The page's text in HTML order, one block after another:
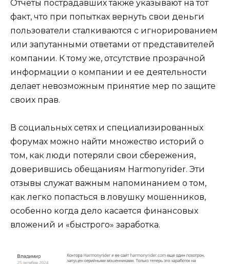
Отчеты пострадавших также указывают на тот
факт, что при попытках вернуть свои деньги
пользователи сталкиваются с игнорированием
или запутанными ответами от представителей
компании. К тому же, отсутствие прозрачной
информации о компании и ее деятельности
делает невозможным принятие мер по защите
своих прав.
В социальных сетях и специализированных
форумах можно найти множество историй о
том, как люди потеряли свои сбережения,
доверившись обещаниям Harmonyrider. Эти
отзывы служат важным напоминанием о том,
как легко попасться в ловушку мошенников,
особенно когда дело касается финансовых
вложений и «быстрого» заработка.